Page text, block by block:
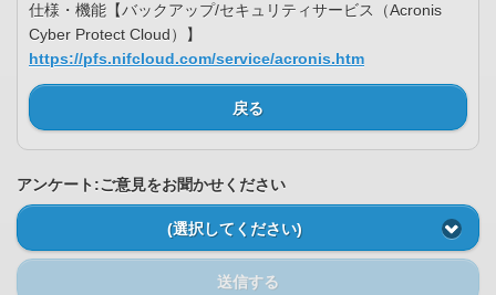
仕様・機能【バックアップ/セキュリティサービス（Acronis
Cyber Protect Cloud）】
https://pfs.nifcloud.com/service/acronis.htm
戻る
アンケート:ご意見をお聞かせください
(選択してください)
送信する